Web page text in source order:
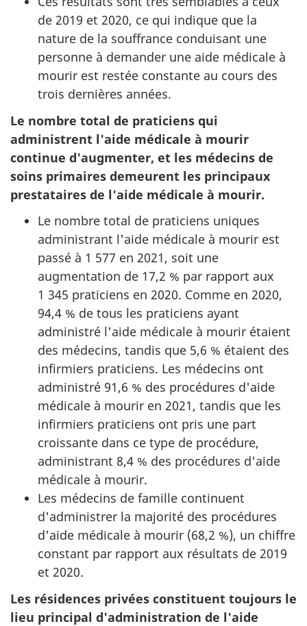
de 2019 et 2020, ce qui indique que la
nature de la souffrance conduisant une
personne à demander une aide médicale à
mourir est restée constante au cours des
trois dernières années.
Le nombre total de praticiens qui
administrent l'aide médicale à mourir
continue d'augmenter, et les médecins de
soins primaires demeurent les principaux
prestataires de l'aide médicale à mourir.
Le nombre total de praticiens uniques
administrant l'aide médicale à mourir est
passé à 1 577 en 2021, soit une
augmentation de 17,2 % par rapport aux
1 345 praticiens en 2020. Comme en 2020,
94,4 % de tous les praticiens ayant
administré l'aide médicale à mourir étaient
des médecins, tandis que 5,6 % étaient des
infirmiers praticiens. Les médecins ont
administré 91,6 % des procédures d'aide
médicale à mourir en 2021, tandis que les
infirmiers praticiens ont pris une part
croissante dans ce type de procédure,
administrant 8,4 % des procédures d'aide
médicale à mourir.
Les médecins de famille continuent
d'administrer la majorité des procédures
d'aide médicale à mourir (68,2 %), un chiffre
constant par rapport aux résultats de 2019
et 2020.
Les résidences privées constituent toujours le
lieu principal d'administration de l'aide